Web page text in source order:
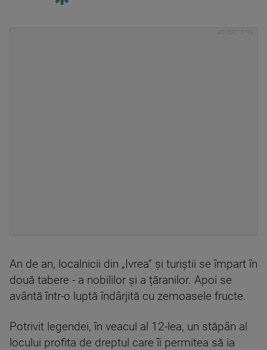
An de an, localnicii din „Ivrea” și turiștii se împart în
două tabere - a nobililor și a țăranilor. Apoi se
avântă într-o luptă îndârjită cu zemoasele fructe.
Potrivit legendei, în veacul al 12-lea, un stăpân al
locului profita de dreptul care îi permitea să ia